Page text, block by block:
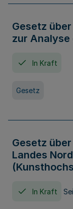
Gesetz
zur
In Kraft
Gesetz
Gesetz
Landes
In Kraft